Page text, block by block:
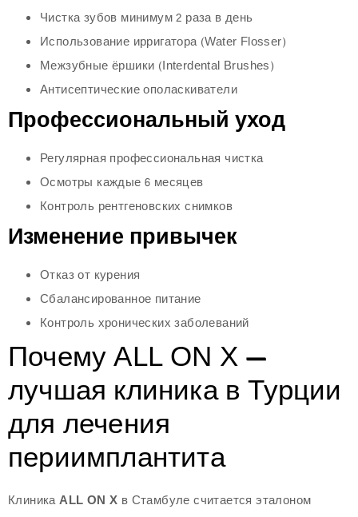
Чистка зубов минимум 2 раза в день
Использование ирригатора (Water Flosser)
Межзубные ёршики (Interdental Brushes)
Антисептические ополаскиватели
Профессиональный уход
Регулярная профессиональная чистка
Осмотры каждые 6 месяцев
Контроль рентгеновских снимков
Изменение привычек
Отказ от курения
Сбалансированное питание
Контроль хронических заболеваний
Почему ALL ON X —
лучшая клиника в Турции
для лечения
периимплантита
КлиникаALL ON X в Стамбуле считается эталоном